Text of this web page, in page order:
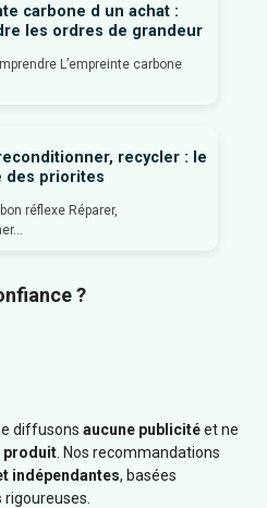
carbone d un achat :
les ordres de grandeur
L’empreinte carbone
recycler : le
des priorites
réflexe Réparer,
?
diffusons aucune publicitéet ne
produit . Nos recommandations
indépendantes, basées